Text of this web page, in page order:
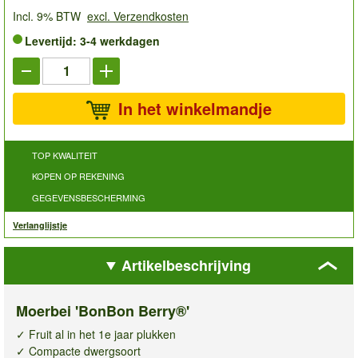
Incl. 9% BTW excl. Verzendkosten
Levertijd: 3-4 werkdagen
In het winkelmandje
TOP KWALITEIT
KOPEN OP REKENING
GEGEVENSBESCHERMING
Verlanglijstje
Artikelbeschrijving
Moerbei 'BonBon Berry®'
✓ Fruit al in het 1e jaar plukken
✓ Compacte dwergsoort